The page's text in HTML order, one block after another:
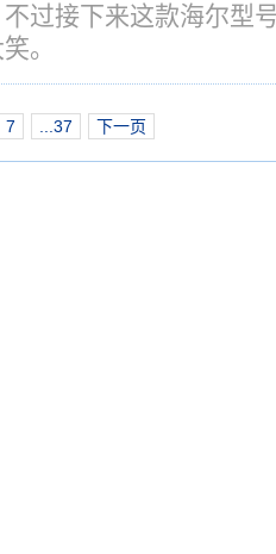
过接下来这款海尔型
。
7 ...37 下一页